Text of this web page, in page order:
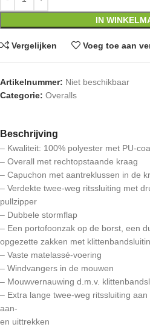
IN
Vergelijken Voeg toe aan
Artikelnummer: Niet beschikbaar
Categorie: Overalls
Beschrijving
– Kwaliteit: 100% polyester met PU-
– Overall met rechtopstaande kraag
– Capuchon met aantreklussen in de
– Verdekte twee-weg ritssluiting met
pullzipper
– Dubbele stormflap
– Een portofoonzak op de borst, een
opgezette zakken met
– Vaste matelassé-voering
– Windvangers in de mouwen
– Mouwvernauwing d.m.v.
– Extra lange twee-weg ritssluiting
aan-
en uittrekken